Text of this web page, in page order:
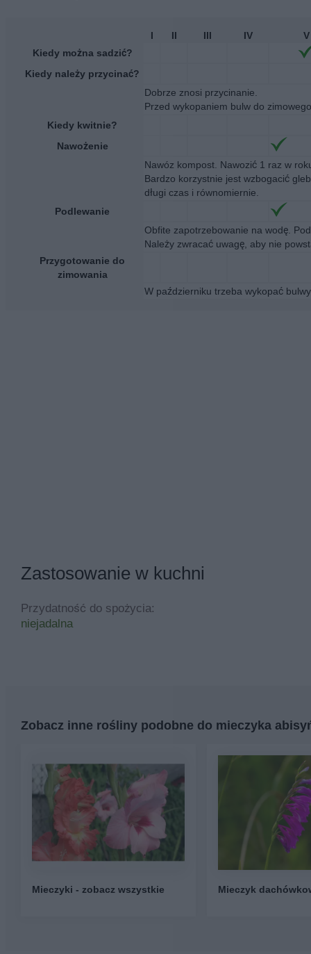
I II III IV
V
Kiedy można sadzić?
Kiedy należy przycinać?
Dobrze znosi przycinanie.
Przed wykopaniem bulw do
Kiedy kwitnie?
Nawożenie
Nawóz kompost. Nawozić 1 raz w
Bardzo korzystnie jest wzbogacić
długi czas i równomiernie.
Podlewanie
Obfite zapotrzebowanie na wodę.
Należy zwracać uwagę, aby nie
Przygotowanie do
zimowania
W październiku trzeba wykopać
Zastosowanie w kuchni
Przydatność do spożycia:
niejadalna
Zobacz inne rośliny podobne do mieczyka
Mieczyki - zobacz wszystkie Mieczyk